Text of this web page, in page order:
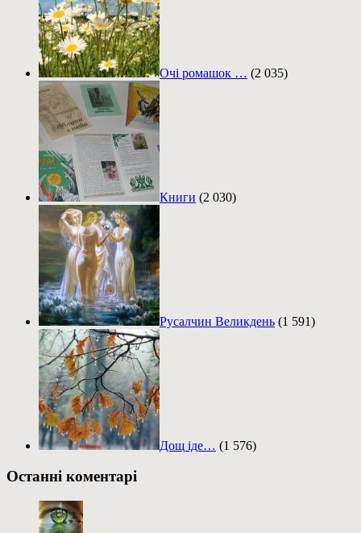
Очі ромашок … (2 035)
Книги (2 030)
Русалчин Великдень (1 591)
Дощ іде… (1 576)
Останні коментарі